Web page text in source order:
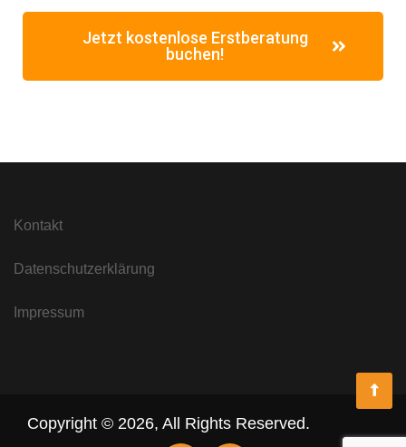
Jetzt kostenlose Erstberatung
buchen!
Kontakt
Datenschutzerklärung
Impressum
Copyright © 2026, All Rights Reserved.